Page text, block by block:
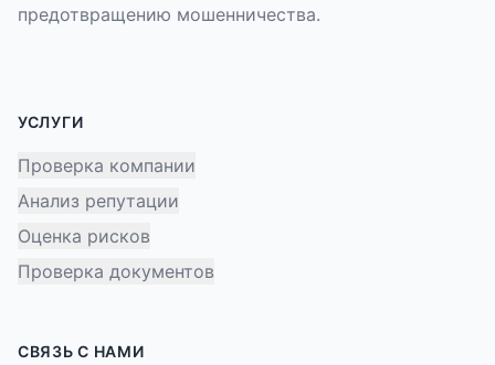
предотвращению мошенничества.
УСЛУГИ
Проверка компании
Анализ репутации
Оценка рисков
Проверка документов
СВЯЗЬ С НАМИ